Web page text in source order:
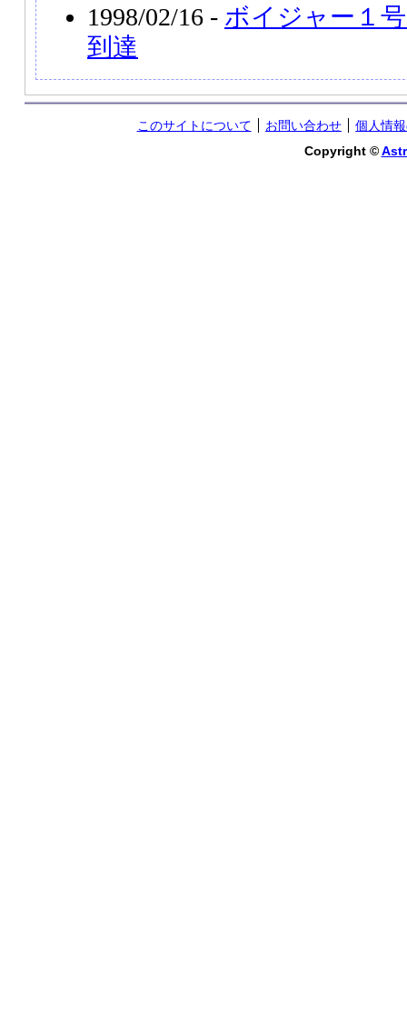
1998/02/16 - ボイジャー１
到達
このサイトについて お問い合わせ
個人情
Copyright ©